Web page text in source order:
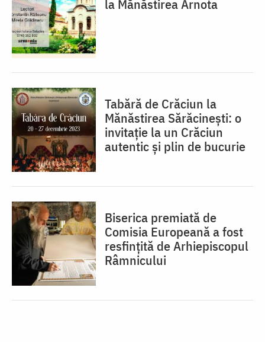
la Mănăstirea Arnota
Tabără de Crăciun la
Mănăstirea Sărăcinești: o
invitație la un Crăciun
autentic și plin de bucurie
Biserica premiată de
Comisia Europeană a fost
resfinţită de Arhiepiscopul
Râmnicului